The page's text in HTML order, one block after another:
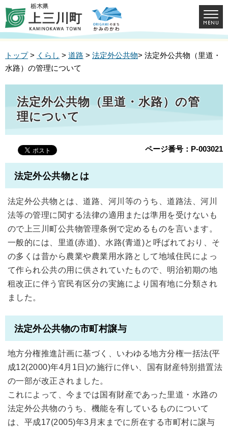
トップ> くらし > 道路 > 法定外公共物> 法定外公共物（里道・
水路）の管理について
法定外公共物（里道・水路）の管
理について
ページ番号：P-003021
法定外公共物とは
法定外公共物とは、道路、河川等のうち、道路法、河川
法等の管理に関する法律の適用または準用を受けないも
ので上三川町公共物管理条例で定めるものを言います。
一般的には、里道(赤道)、水路(青道)と呼ばれており、そ
の多くは昔から農業や農業用水路として地域住民によっ
て作られ公共の用に供されていたもので、明治初期の地
租改正に伴う官民有区分の実施により国有地に分類され
ました。
法定外公共物の市町村譲与
地方分権推進計画に基づく、いわゆる地方分権一括法(平
成12(2000)年4月1日)の施行に伴い、国有財産特別措置法
の一部が改正されました。
これによって、今までは国有財産であった里道・水路の
法定外公共物のうち、機能を有しているものについて
は、平成17(2005)年3月末までに所在する市町村に譲与